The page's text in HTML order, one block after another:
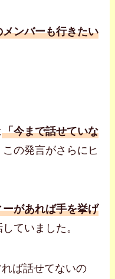
メンバーも行きたい
「今まで話せていな
の発言がさらにヒ
があれば手を挙げ
ていました。
ば話せてないの